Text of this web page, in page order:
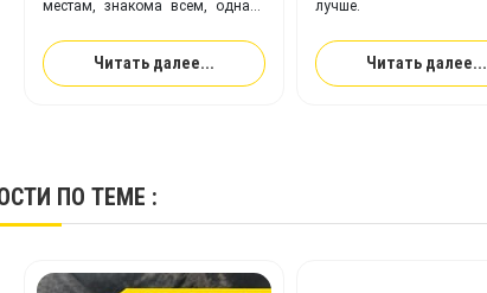
местам, знакома всем, однако
каноэ – определить могут
немногие.Читать далее...
лучше.
Читать далее...
ПО ТЕМЕ :